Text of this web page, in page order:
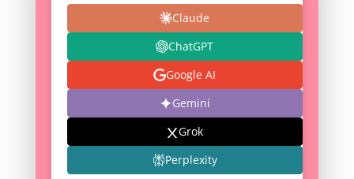
Claude
ChatGPT
Google AI
Gemini
Grok
Perplexity